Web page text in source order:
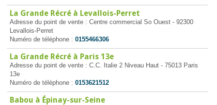
La Grande Récré à Levallois-Perret
Adresse du point de vente : Centre commercial So Ouest - 92300
Levallois-Perret
Numéro de téléphone : 0155466306
La Grande Récré à Paris 13e
Adresse du point de vente : C.C. Italie 2 Niveau Haut - 75013 Paris
13e
Numéro de téléphone : 0153621512
Babou à Épinay-sur-Seine